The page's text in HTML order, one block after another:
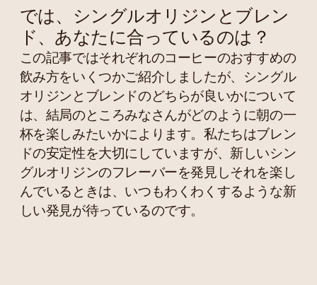
では、シングルオリジンとブレン
ド、あなたに合っているのは？
この記事ではそれぞれのコーヒーのおすすめの
飲み方をいくつかご紹介しましたが、シングル
オリジンとブレンドのどちらが良いかについて
は、結局のところみなさんがどのように朝の一
杯を楽しみたいかによります。私たちはブレン
ドの安定性を大切にしていますが、新しいシン
グルオリジンのフレーバーを発見しそれを楽し
んでいるときは、いつもわくわくするような新
しい発見が待っているのです。